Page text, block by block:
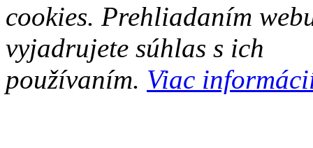
cookies. Prehliadaním
vyjadrujete súhlas s ich
používaním. Viac